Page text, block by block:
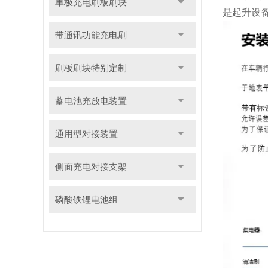
单极充电刷板刷块
带通讯功能充电刷
刷板刷块特别定制
蓄电池充放电装置
通用型对接装置
侧面充电对接支架
磷酸铁锂电池组
是起升设